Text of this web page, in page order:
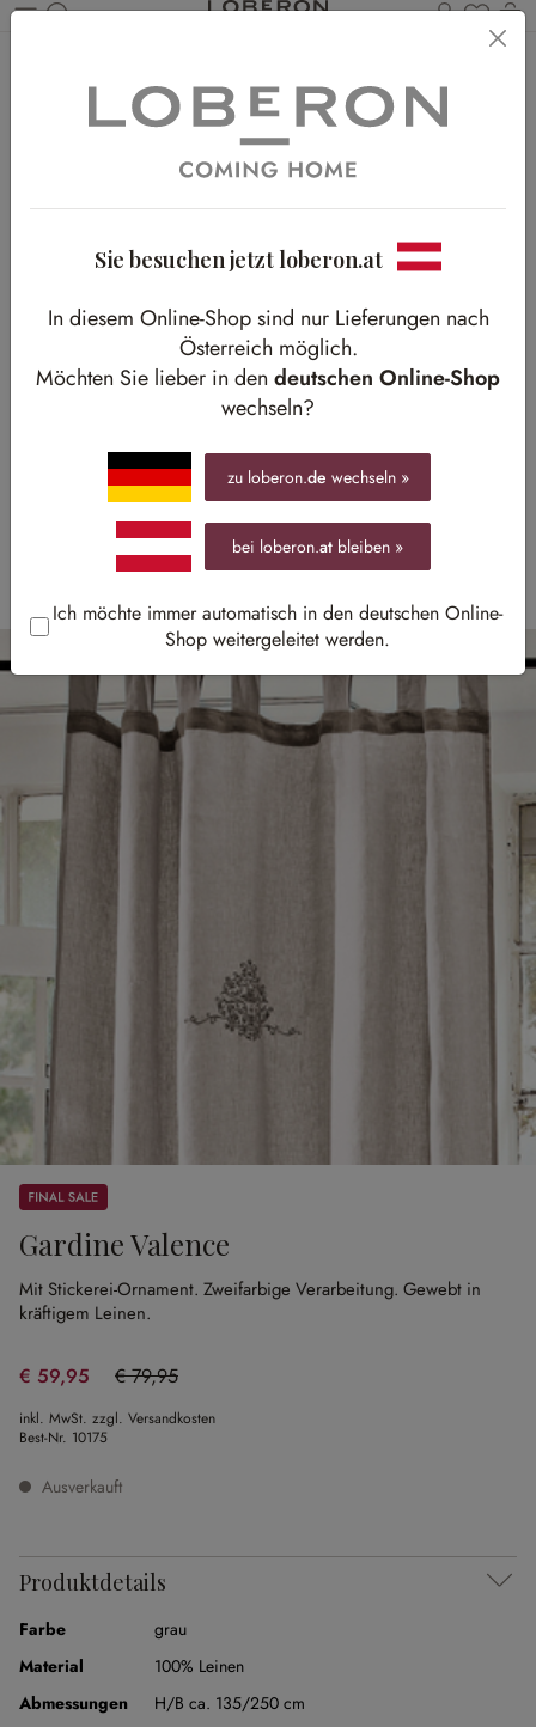
Du
Sale
Gardine Valence
Mit Stickerei-Ornament. Zweifarbige Verarbeitung. Gewebt in
kräftigem Leinen.
€ 59,95 € 79,95
(25.02% gespart)
inkl. MwSt. zzgl. Versandkosten
Best-Nr. 10175
Ausverkauft
Produktdetails
Farbe
grau
Material
100% Leinen
Abmessungen
H/B ca. 135/250 cm
Sie besuchen jetzt loberon.at
In diesem Online-Shop sind nur Lieferungen nach
Österreich möglich.
Möchten Sie lieber in den deutschen Online-Shop
wechseln?
zu loberon.de wechseln »
bei loberon.at bleiben »
Ich möchte immer automatisch in den deutschen Online-
Shop weitergeleitet werden.